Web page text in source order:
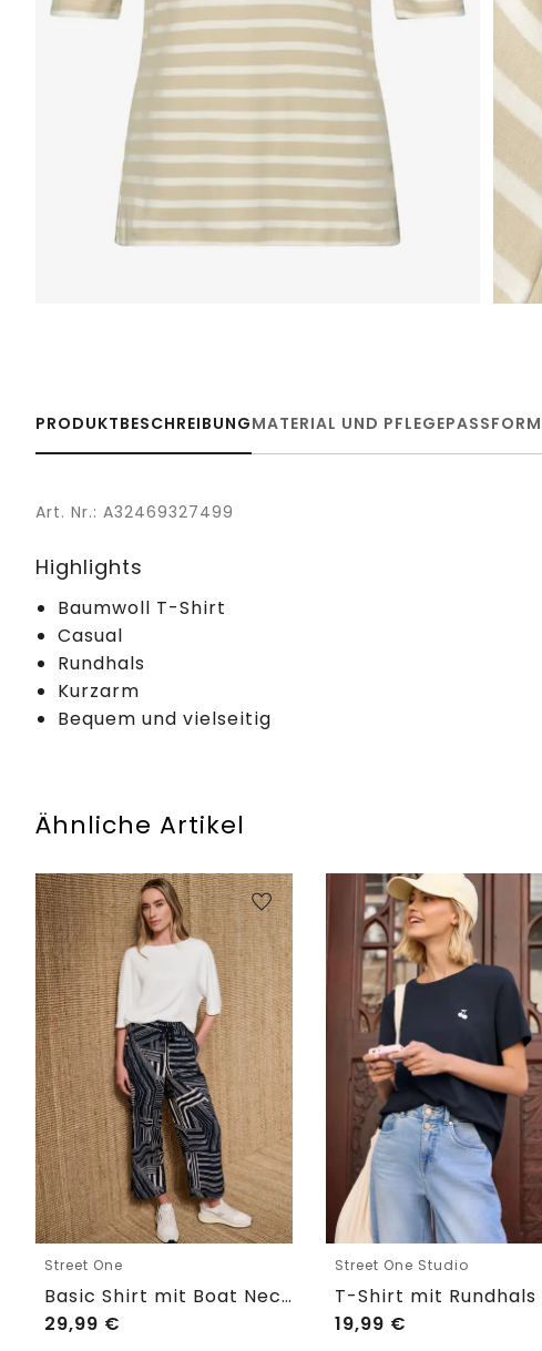
PRODUKTBESCHREIBUNGMATERIAL UND PFLEGEPASSFORM
Art. Nr.: A32469327499
Highlights
Baumwoll T-Shirt
Casual
Rundhals
Kurzarm
Bequem und vielseitig
Ähnliche Artikel
Street One
Basic Shirt mit Boat Neck und Elastikbund
29,99 €
Street One Studio
19,99 €